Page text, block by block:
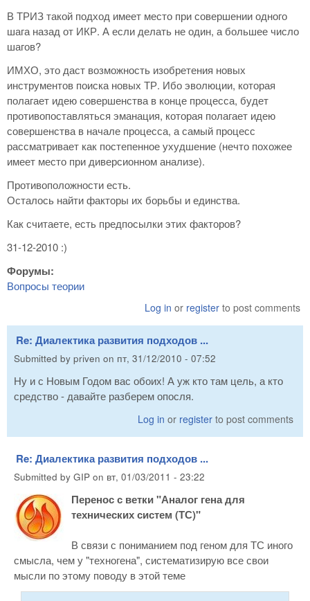
В ТРИЗ такой подход имеет место при совершении одного
шага назад от ИКР. А если делать не один, а большее число
шагов?
ИМХО, это даст возможность изобретения новых
инструментов поиска новых ТР. Ибо эволюции, которая
полагает идею совершенства в конце процесса, будет
противопоставляться эманация, которая полагает идею
совершенства в начале процесса, а самый процесс
рассматривает как постепенное ухудшение (нечто похожее
имеет место при диверсионном анализе).
Противоположности есть.
Осталось найти факторы их борьбы и единства.
Как считаете, есть предпосылки этих факторов?
31-12-2010 :)
Форумы:
Вопросы теории
Log in or register to post comments
Re: Диалектика развития подходов ...
Submitted by priven on пт, 31/12/2010 - 07:52
Ну и с Новым Годом вас обоих! А уж кто там цель, а кто
средство - давайте разберем опосля.
Log in or register to post comments
Re: Диалектика развития подходов ...
Submitted by GIP on вт, 01/03/2011 - 23:22
Перенос с ветки "Аналог гена для
технических систем (ТС)"
В связи с пониманием под геном для ТС иного
смысла, чем у "техногена", систематизирую все свои
мысли по этому поводу в этой теме